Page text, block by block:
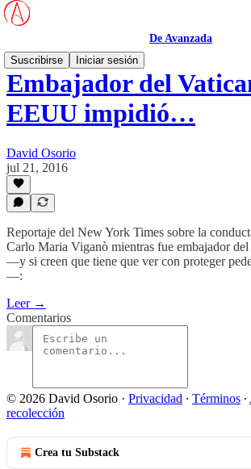
De Avanzada
Suscribirse
Iniciar sesión
Embajador del
EEUU impidió…
David Osorio
jul 21, 2016
Reportaje del New York Times sobre la
Carlo Maria Viganò mientras fue embajador
—y si creen que tiene que ver con proteger
—:
Leer →
Comentarios
© 2026 David Osorio · Privacidad ∙ Términos ∙
recolección
Crea tu Substack